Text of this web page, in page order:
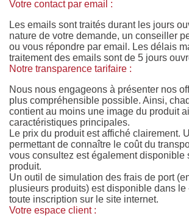
Votre contact par email :
Les emails sont traités durant les jours
nature de votre demande, un conseiller
ou vous répondre par email. Les délais
traitement des emails sont de 5 jours
Notre transparence tarifaire :
Nous nous engageons à présenter nos
plus compréhensible possible. Ainsi,
contient au moins une image du produit
caractéristiques principales.
Le prix du produit est affiché clairement.
permettant de connaître le coût du
vous consultez est également disponible
produit.
Un outil de simulation des frais de port
plusieurs produits) est disponible dans le
toute inscription sur le site internet.
Votre espace client :